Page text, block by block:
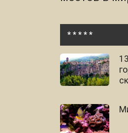
* * * * *